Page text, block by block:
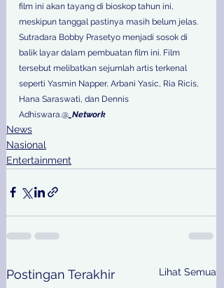
film ini akan tayang di bioskop tahun ini,
meskipun tanggal pastinya masih belum jelas.
Sutradara Bobby Prasetyo menjadi sosok di
balik layar dalam pembuatan film ini. Film
tersebut melibatkan sejumlah artis terkenal
seperti Yasmin Napper, Arbani Yasic, Ria Ricis,
Hana Saraswati, dan Dennis
Adhiswara.@ _Network
News
Nasional
Entertainment
Postingan Terakhir Lihat Semua